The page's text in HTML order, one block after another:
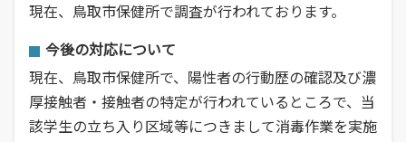
現在、鳥取市保健所で調査が行われております。
今後の対応について
現在、鳥取市保健所で、陽性者の行動歴の確認及び濃
厚接触者・接触者の特定が行われているところで、当
該学生の立ち入り区域等につきまして消毒作業を実施